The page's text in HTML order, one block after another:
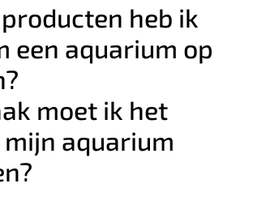
heb ik
een aquarium op
moet ik het
aquarium